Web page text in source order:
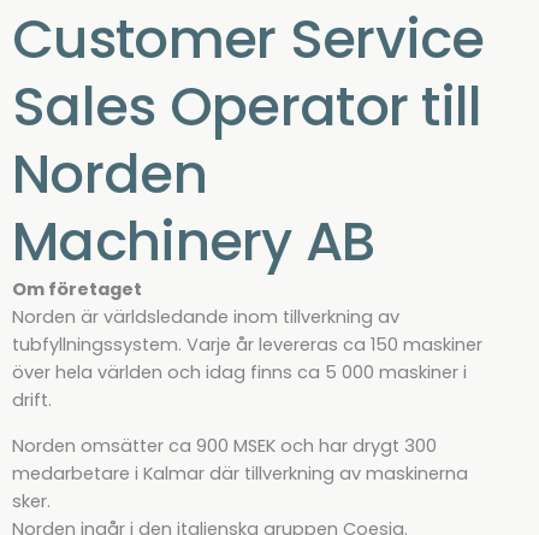
Customer Service
Sales Operator till
Norden
Machinery AB
Om företaget
Norden är världsledande inom tillverkning av
tubfyllningssystem. Varje år levereras ca 150 maskiner
över hela världen och idag finns ca 5 000 maskiner i
drift.
Norden omsätter ca 900 MSEK och har drygt 300
medarbetare i Kalmar där tillverkning av maskinerna
sker.
Norden ingår i den italienska gruppen Coesia.